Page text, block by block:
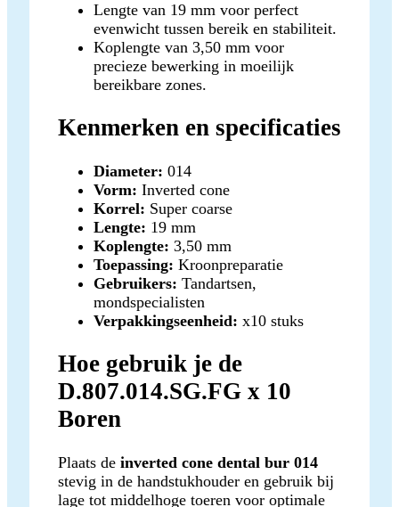
Lengte van 19 mm voor perfect
evenwicht tussen bereik en stabiliteit.
Koplengte van 3,50 mm voor
precieze bewerking in moeilijk
bereikbare zones.
Kenmerken en specificaties
Diameter: 014
Vorm: Inverted cone
Korrel: Super coarse
Lengte: 19 mm
Koplengte: 3,50 mm
Toepassing: Kroonpreparatie
Gebruikers: Tandartsen,
mondspecialisten
Verpakkingseenheid: x10 stuks
Hoe gebruik je de
D.807.014.SG.FG x 10
Boren
Plaats de inverted cone dental bur 014
stevig in de handstukhouder en gebruik bij
lage tot middelhoge toeren voor optimale